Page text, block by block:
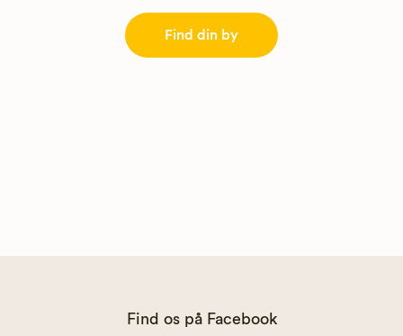
Find din by
Find os på Facebook